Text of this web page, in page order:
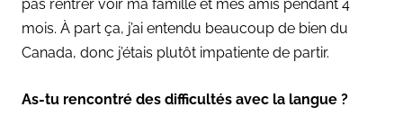
pas rentrer voir ma famille et mes amis pendant 4
mois. À part ça, j’ai entendu beaucoup de bien du
Canada, donc j’étais plutôt impatiente de partir.
As-tu rencontré des difficultés avec la langue ?